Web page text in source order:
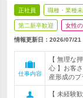
正社員 職種・業種
第二新卒歓迎 女性
情報更新日：2026/07/21
仕事内容
【 無理な
心 】お客
産形成のプ
【 未経験